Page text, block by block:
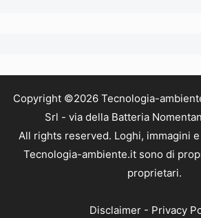
Copyright ©2026 Tecnologia-
Srl - via della Batteria
All rights reserved. Loghi, immagini
Tecnologia-ambiente.it sono di
proprietari.
Disclaimer- Privacy